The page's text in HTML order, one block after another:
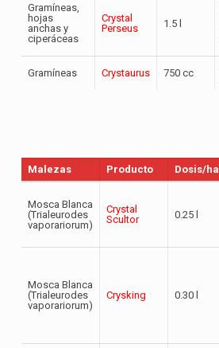
Gramíneas,
hojas
anchas y
ciperáceas
Crystal
Perseus
1.5 l
Gramíneas Crystaurus 750 cc
Malezas Producto Dosis/ha
Mosca Blanca
(Trialeurodes
vaporariorum)
Crystal
Scultor
0.25 l
Mosca Blanca
(Trialeurodes
vaporariorum)
Crysking 0.30 l